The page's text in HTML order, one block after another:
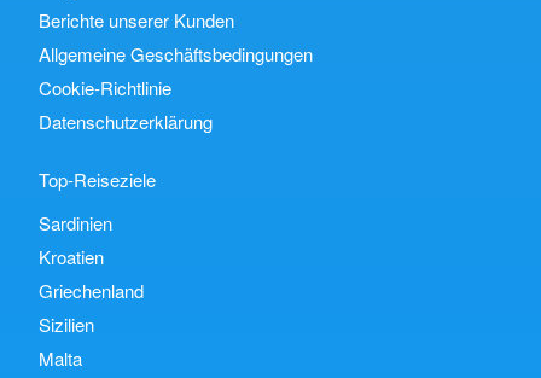
Berichte unserer Kunden
Allgemeine Geschäftsbedingungen
Cookie-Richtlinie
Datenschutzerklärung
Top-Reiseziele
Sardinien
Kroatien
Griechenland
Sizilien
Malta